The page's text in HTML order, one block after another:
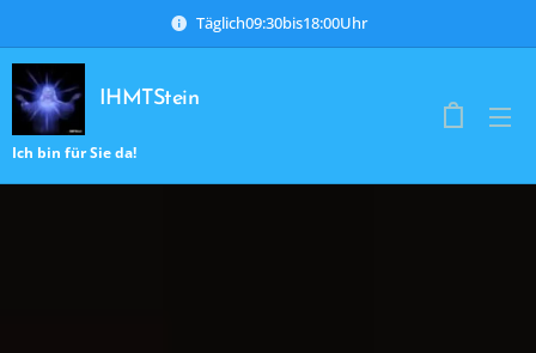
Täglich09:30bis18:00Uhr
IHMTStein
Ich bin für Sie da!